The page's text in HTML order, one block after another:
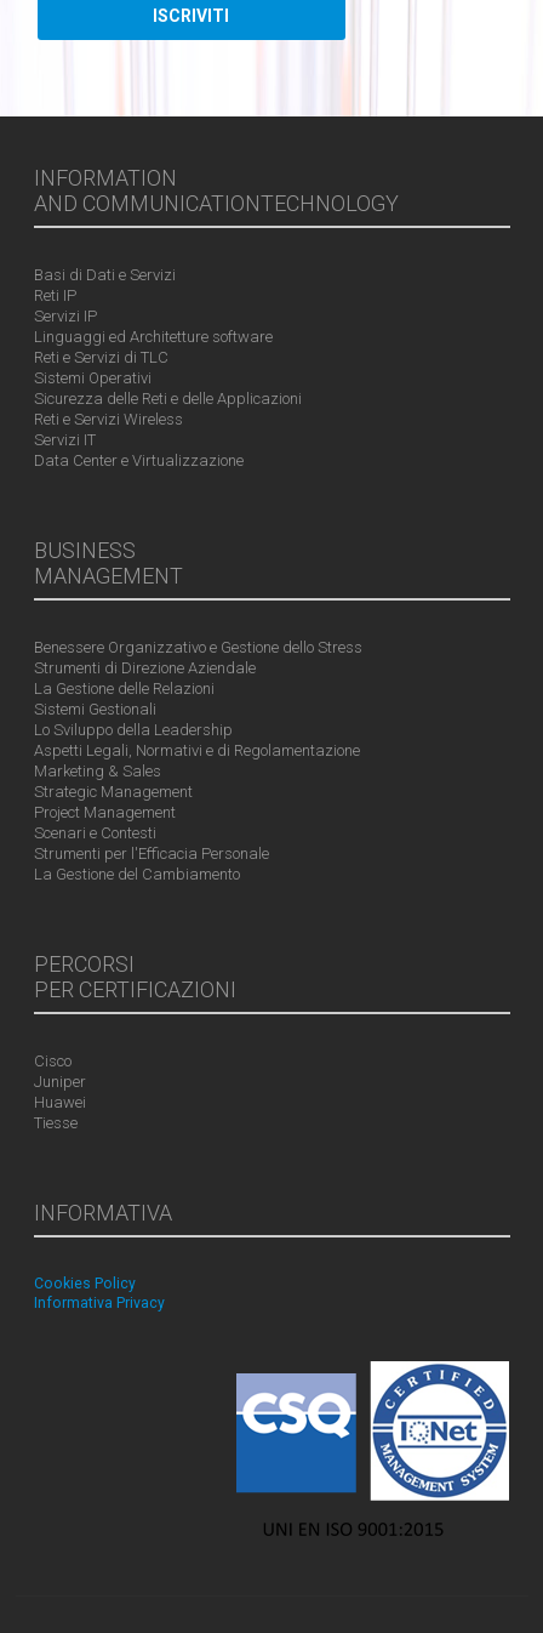
INFORMATION
AND COMMUNICATIONTECHNOLOGY
Basi di Dati e Servizi
Reti IP
Servizi IP
Linguaggi ed Architetture software
Reti e Servizi di TLC
Sistemi Operativi
Sicurezza delle Reti e delle Applicazioni
Reti e Servizi Wireless
Servizi IT
Data Center e Virtualizzazione
BUSINESS
MANAGEMENT
Benessere Organizzativo e Gestione dello Stress
Strumenti di Direzione Aziendale
La Gestione delle Relazioni
Sistemi Gestionali
Lo Sviluppo della Leadership
Aspetti Legali, Normativi e di Regolamentazione
Marketing & Sales
Strategic Management
Project Management
Scenari e Contesti
Strumenti per l'Efficacia Personale
La Gestione del Cambiamento
PERCORSI
PER CERTIFICAZIONI
Cisco
Juniper
Huawei
Tiesse
INFORMATIVA
Cookies Policy
Informativa Privacy